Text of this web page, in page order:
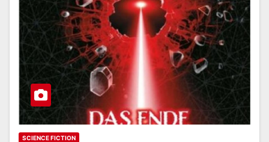
SCIENCE FICTION